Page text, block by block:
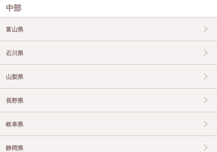
中部
富山県
石川県
山梨県
長野県
岐阜県
静岡県